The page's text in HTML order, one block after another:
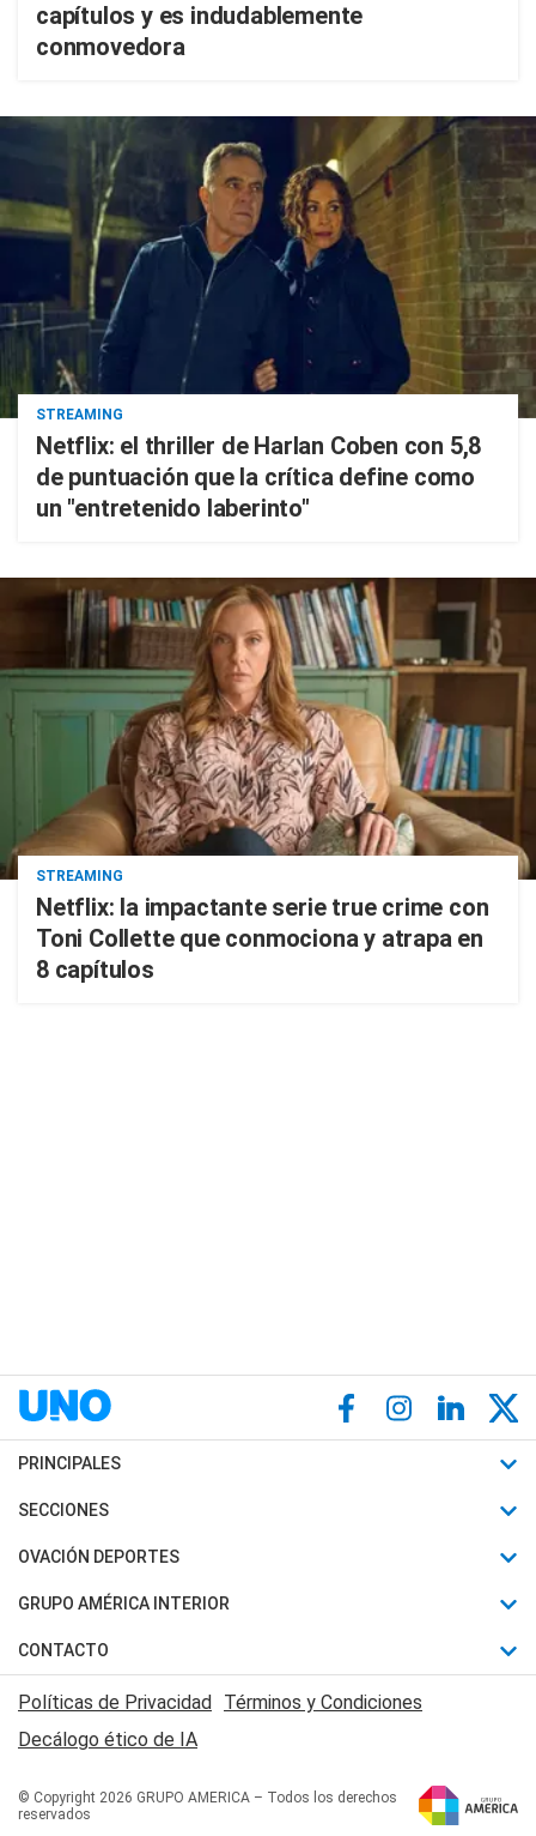
capítulos y es indudablemente
conmovedora
STREAMING
Netflix: el thriller de Harlan Coben con 5,8
de puntuación que la crítica define como
un "entretenido laberinto"
STREAMING
Netflix: la impactante serie true crime con
Toni Collette que conmociona y atrapa en
8 capítulos
PRINCIPALES
Últimas Noticias
Política
Judiciales
Economia
SECCIONES
Horóscopo
Motores
Trucos caseros
Series y Películas
Edictos y Solicitadas
OVACIÓN DEPORTES
Fútbol
Mundial
Automovilismo
Rugby
Básquet
GRUPO AMÉRICA INTERIOR
Canal 7 en Vivo
San Juan 8
CONTACTO
Acerca de Nosotros
Contactanos
Políticas de Privacidad Términos y Condiciones
Decálogo ético de IA
© Copyright 2026 GRUPO AMERICA – Todos los derechos
reservados